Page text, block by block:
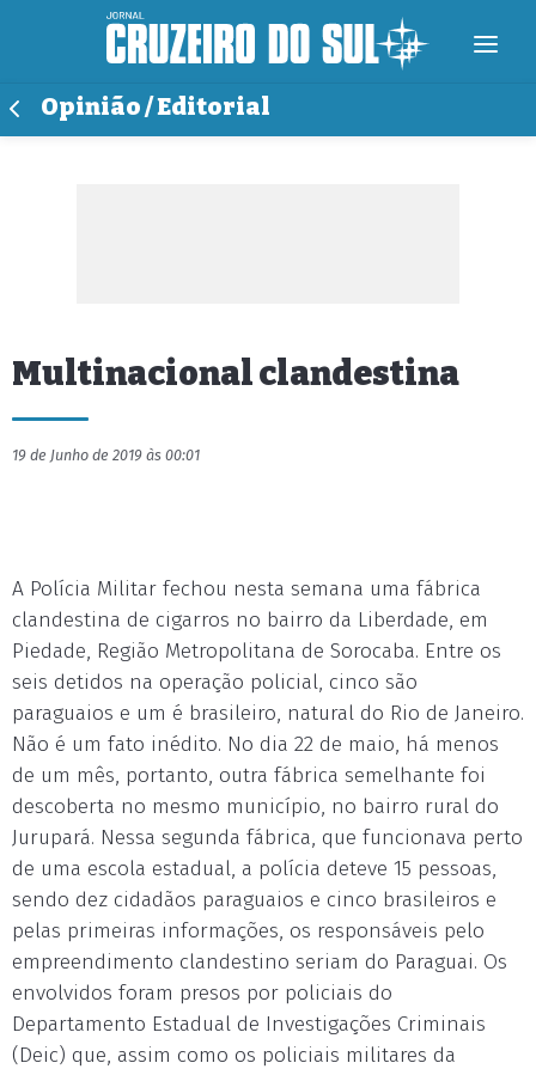
Opinião / Editorial
Multinacional clandestina
19 de Junho de 2019 às 00:01
A Polícia Militar fechou nesta semana uma fábrica
clandestina de cigarros no bairro da Liberdade, em
Piedade, Região Metropolitana de Sorocaba. Entre os
seis detidos na operação policial, cinco são
paraguaios e um é brasileiro, natural do Rio de Janeiro.
Não é um fato inédito. No dia 22 de maio, há menos
de um mês, portanto, outra fábrica semelhante foi
descoberta no mesmo município, no bairro rural do
Jurupará. Nessa segunda fábrica, que funcionava perto
de uma escola estadual, a polícia deteve 15 pessoas,
sendo dez cidadãos paraguaios e cinco brasileiros e
pelas primeiras informações, os responsáveis pelo
empreendimento clandestino seriam do Paraguai. Os
envolvidos foram presos por policiais do
Departamento Estadual de Investigações Criminais
(Deic) que, assim como os policiais militares da